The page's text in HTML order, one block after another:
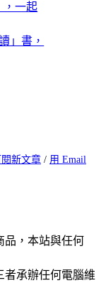
，一起
」書，
新文章 / 用 Email
品，本站與任何
者承辦任何電腦維